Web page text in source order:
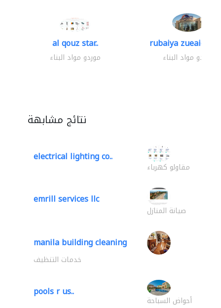
al qouz star..
موردو مواد البناء
rubaiya zueaid
موردو مواد البناء
نتائج مشابهة
electrical lighting co..
مقاولو كهرباء
emrill services llc
صيانة المنازل
manila building cleaning
خدمات التنظيف
pools r us..
أحواض السباحة